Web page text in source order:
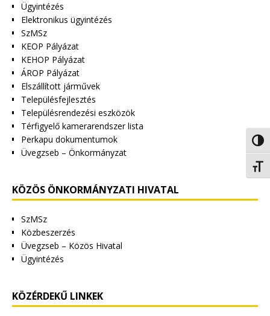
Ügyintézés
Elektronikus ügyintézés
SzMSz
KEOP Pályázat
KEHOP Pályázat
ÁROP Pályázat
Elszállított járművek
Településfejlesztés
Településrendezési eszközök
Térfigyelő kamerarendszer lista
Perkapu dokumentumok
Üvegzseb – Önkormányzat
KÖZÖS ÖNKORMÁNYZATI HIVATAL
SzMSz
Közbeszerzés
Üvegzseb – Közös Hivatal
Ügyintézés
KÖZÉRDEKŰ LINKEK